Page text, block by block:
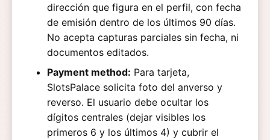
dirección que figura en el perfil, con fecha
de emisión dentro de los últimos 90 días.
No acepta capturas parciales sin fecha, ni
documentos editados.
Payment method: Para tarjeta,
SlotsPalace solicita foto del anverso y
reverso. El usuario debe ocultar los
dígitos centrales (dejar visibles los
primeros 6 y los últimos 4) y cubrir el